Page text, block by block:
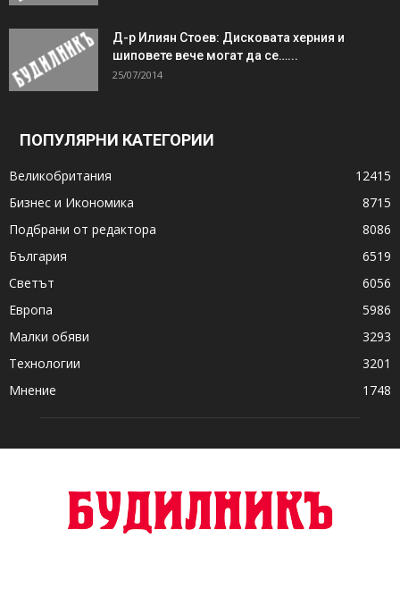
Д-р Илиян Стоев: Дисковата херния и
шиповете вече могат да се…...
25/07/2014
ПОПУЛЯРНИ КАТЕГОРИИ
Великобритания
12415
Бизнес и Икономика
8715
Подбрани от редактора
8086
България
6519
Светът
6056
Европа
5986
Малки обяви
3293
Технологии
3201
Мнение
1748